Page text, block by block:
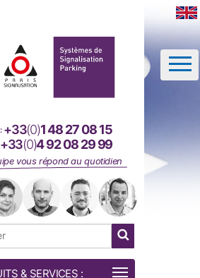
+33(0)1 48 27 08 15
+33(0)4 92 08 29 99
vous répond au quotidien